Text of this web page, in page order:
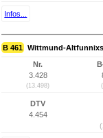
Infos...
B 461 Wittmund-
Nr.
3.428
(13.498)
DTV
4.454